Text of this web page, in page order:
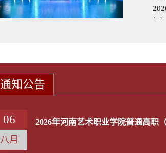
通知公告
06
八月
2026年河南艺术职业学院普通高职